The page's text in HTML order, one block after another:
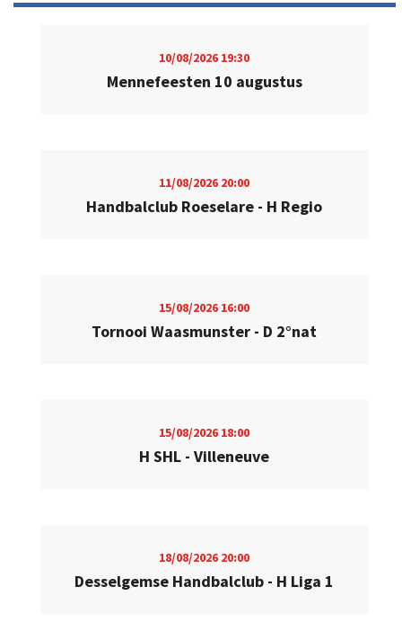
10/08/2026 19:30
Mennefeesten 10 augustus
11/08/2026 20:00
Handbalclub Roeselare - H Regio
15/08/2026 16:00
Tornooi Waasmunster - D 2°nat
15/08/2026 18:00
H SHL - Villeneuve
18/08/2026 20:00
Desselgemse Handbalclub - H Liga 1